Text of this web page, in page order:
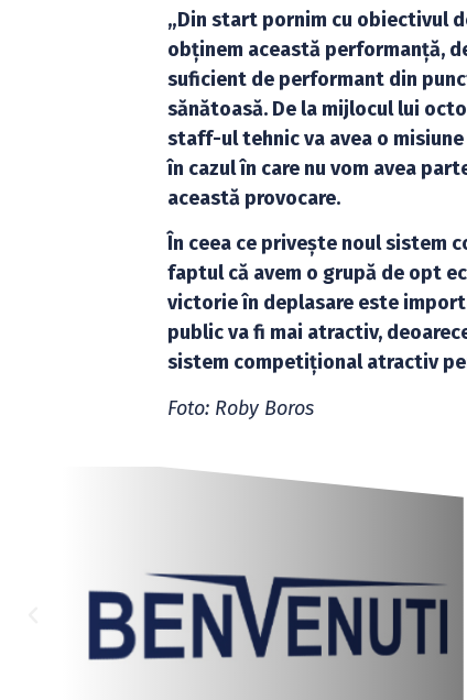
„Din start pornim cu obiectivul
obținem această performanță,
suficient de performant din
sănătoasă. De la mijlocul lui
staff-ul tehnic va avea o
în cazul în care nu vom avea
această provocare.
În ceea ce privește noul sistem
faptul că avem o grupă de opt
victorie în deplasare este
public va fi mai atractiv,
sistem competițional atractiv
Foto: Roby Boros